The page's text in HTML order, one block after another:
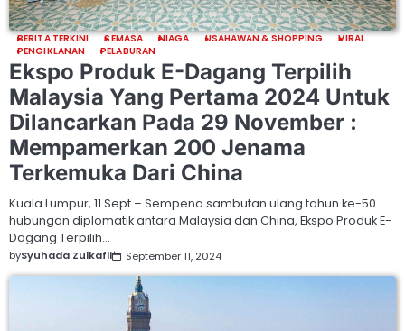
BERITA TERKINI SEMASA NIAGA USAHAWAN & SHOPPING
VIRAL
PENGIKLANAN
PELABURAN
Ekspo Produk E-Dagang Terpilih
Malaysia Yang Pertama 2024 Untuk
Dilancarkan Pada 29 November :
Mempamerkan 200 Jenama
Terkemuka Dari China
Kuala Lumpur, 11 Sept – Sempena sambutan ulang tahun ke-50
hubungan diplomatik antara Malaysia dan China, Ekspo Produk E-
Dagang Terpilih…
bySyuhada Zulkafli September 11, 2024